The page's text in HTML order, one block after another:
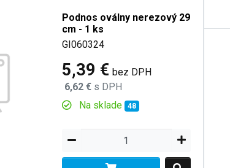
Podnos oválny nerezový 29
cm - 1 ks
GI060324
5,39 € bez DPH
6,62 € s DPH
Na sklade 48